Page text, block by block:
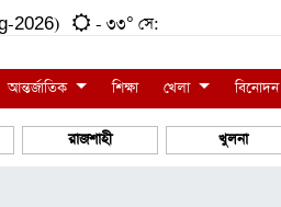
2026) - ৩৩° সে:
আন্তর্জাতিক শিক্ষা খেলা বিনোদন
রাজশাহী খুলনা